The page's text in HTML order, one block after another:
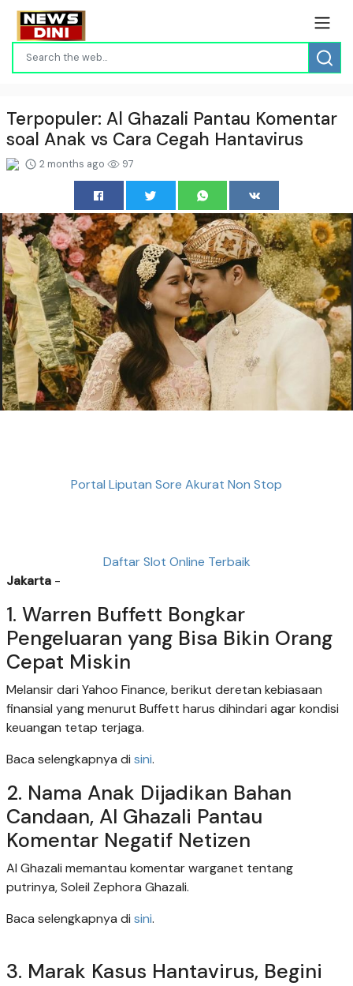
Terpopuler: Al Ghazali Pantau Komentar
soal Anak vs Cara Cegah Hantavirus
2 months ago 97
Portal Liputan Sore Akurat Non Stop
Daftar Slot Online Terbaik
Jakarta -
1. Warren Buffett Bongkar
Pengeluaran yang Bisa Bikin Orang
Cepat Miskin
Melansir dari Yahoo Finance, berikut deretan kebiasaan
finansial yang menurut Buffett harus dihindari agar kondisi
keuangan tetap terjaga.
Baca selengkapnya di sini.
2. Nama Anak Dijadikan Bahan
Candaan, Al Ghazali Pantau
Komentar Negatif Netizen
Al Ghazali memantau komentar warganet tentang
putrinya, Soleil Zephora Ghazali.
Baca selengkapnya di sini.
3. Marak Kasus Hantavirus, Begini